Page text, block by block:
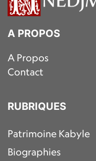
A PROPOS
A Propos
Contact
RUBRIQUES
Patrimoine Kabyle
Biographies